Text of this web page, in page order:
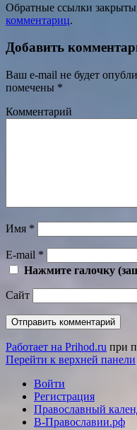
Обратные ссылки
комментариц.
Добавить
Ваш e-mail не будет
помечены *
Комментарий
Имя *
E-mail *
Нажмите галочку
Сайт
Работает на Prihod.ru при
Перейти к верхней панели
Войти
Регистрация
Православный
В-Православии.рф